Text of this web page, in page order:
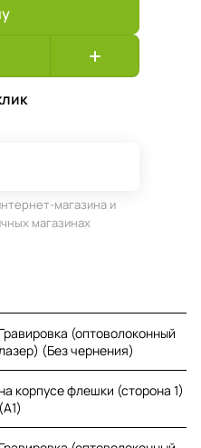
магазина и
магазинах
Гравировка (оптоволоконный
лазер) (Без чернения)
на корпусе флешки (сторона 1)
(A1)